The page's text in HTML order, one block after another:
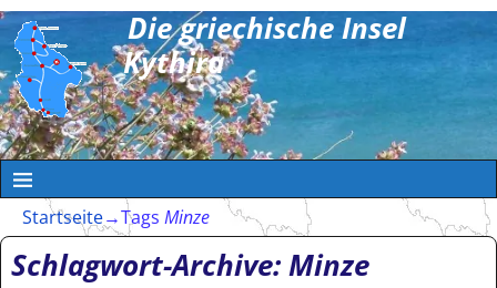
Die griechische Insel
Kythira
Startseite→Tags Minze
Schlagwort-Archive:Minze